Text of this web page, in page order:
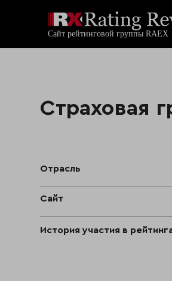
Страховая
Отрасль
Сайт
История участия в